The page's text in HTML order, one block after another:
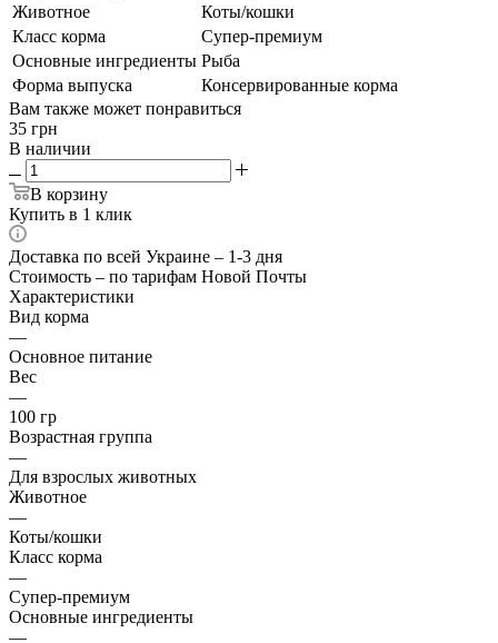
Животное
Коты/кошки
Класс корма
Супер-премиум
Основные ингредиенты Рыба
Форма выпуска
Консервированные корма
Вам также может понравиться
35 грн
В наличии
В корзину
Купить в 1 клик
Доставка по всей Украине – 1-3 дня
Стоимость – по тарифам Новой Почты
Характеристики
Вид корма
—
Основное питание
Вес
—
100 гр
Возрастная группа
—
Для взрослых животных
Животное
—
Коты/кошки
Класс корма
—
Супер-премиум
Основные ингредиенты
—